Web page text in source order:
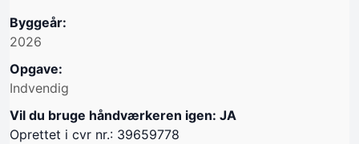
Byggeår:
2026
Opgave:
Indvendig
Vil du bruge håndværkeren igen: JA
Oprettet i cvr nr.: 39659778